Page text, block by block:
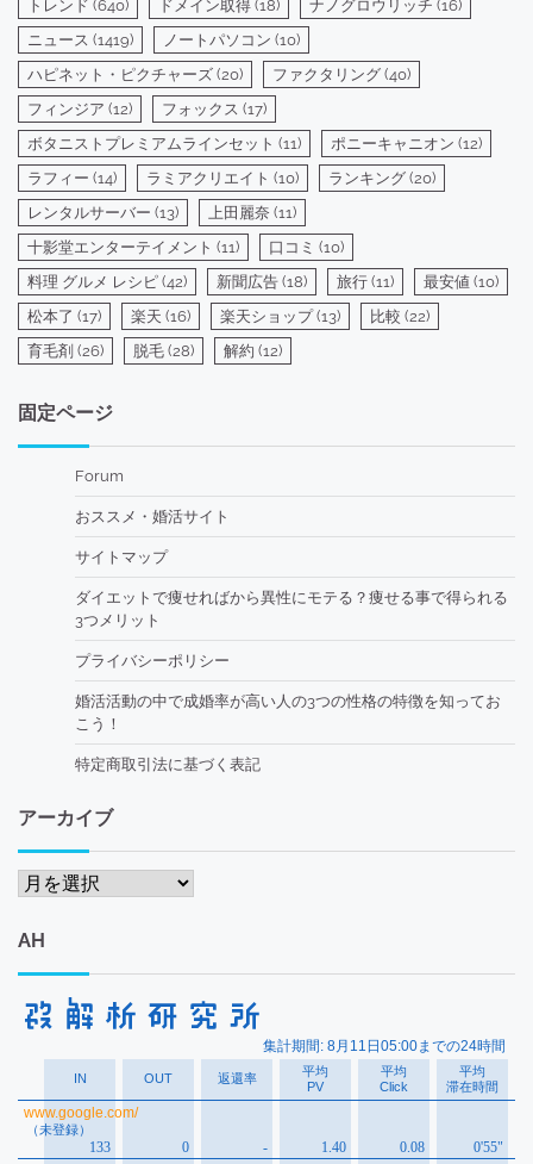
トレンド (640) ドメイン取得 (18) ナノグロウリッチ (16)
ニュース (1419) ノートパソコン (10)
ハピネット・ピクチャーズ (20) ファクタリング (40)
フィンジア (12) フォックス (17)
ボタニストプレミアムラインセット (11) ポニーキャニオン (12)
ラフィー (14) ラミアクリエイト (10) ランキング (20)
レンタルサーバー (13) 上田麗奈 (11)
十影堂エンターテイメント (11) 口コミ (10)
料理 グルメ レシピ (42) 新聞広告 (18) 旅行 (11) 最安値 (10)
松本了 (17) 楽天 (16) 楽天ショップ(13) 比較 (22)
育毛剤 (26) 脱毛 (28) 解約 (12)
固定ページ
Forum
おススメ・婚活サイト
サイトマップ
ダイエットで痩せればから異性にモテる？痩せる事で得られる
3つメリット
プライバシーポリシー
婚活活動の中で成婚率が高い人の3つの性格の特徴を知ってお
こう！
特定商取引法に基づく表記
アーカイブ
ア
カ
イ
AH